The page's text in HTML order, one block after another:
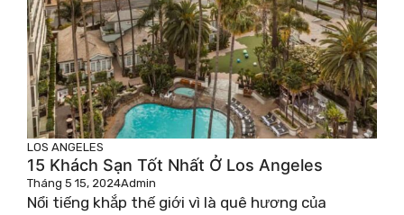
LOS ANGELES
15 Khách Sạn Tốt Nhất Ở Los Angeles
Tháng 5 15, 2024Admin
Nổi tiếng khắp thế giới vì là quê hương của